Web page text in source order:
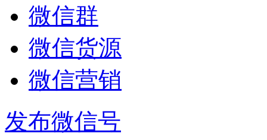
微信群
微信货源
微信营销
发布微信号